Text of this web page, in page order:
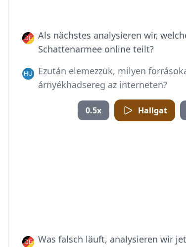
Als nächstes analysieren wir,
Schattenarmee online teilt?
Ezután elemezzük, milyen
árnyékhadsereg az interneten?
0.5x Hallgat
Was falsch läuft, analysieren wir